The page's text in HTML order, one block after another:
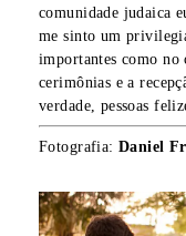
comunidade judaica
me sinto um
importantes como no
cerimônias e a
verdade, pessoas
Fotografia:Daniel